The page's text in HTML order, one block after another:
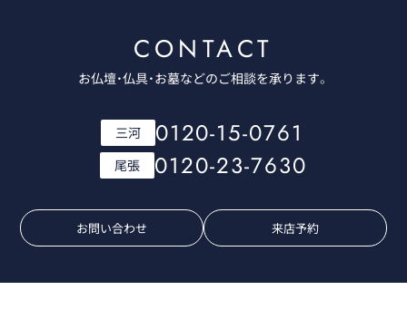
CONTACT
お仏壇・仏具・お墓などのご相談を承ります。
三河 0120-15-0761
尾張 0120-23-7630
お問い合わせ 来店予約